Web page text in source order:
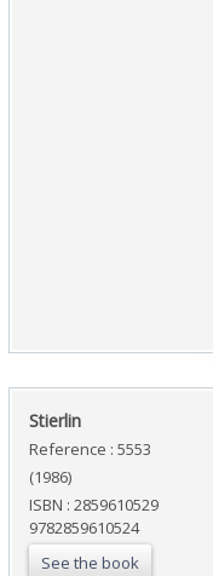
‎Stierlin‎
Reference : 5553
(1986)
ISBN : 2859610529
9782859610524
See the book